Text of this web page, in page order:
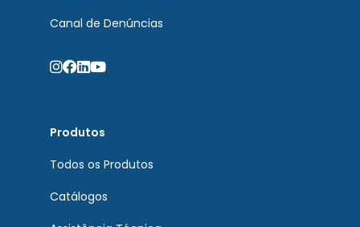
Canal de Denúncias
Produtos
Todos os Produtos
Catálogos